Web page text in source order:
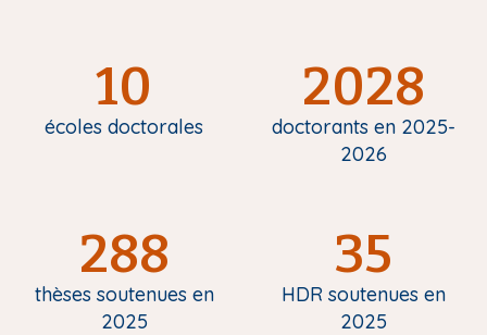
10
écoles doctorales
2028
doctorants en 2025-
2026
288
thèses soutenues en
2025
35
HDR soutenues en
2025